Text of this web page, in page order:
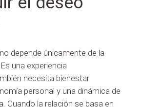
depende únicamente de la
una experiencia
necesita bienestar
personal y una dinámica de
Cuando la relación se basa en